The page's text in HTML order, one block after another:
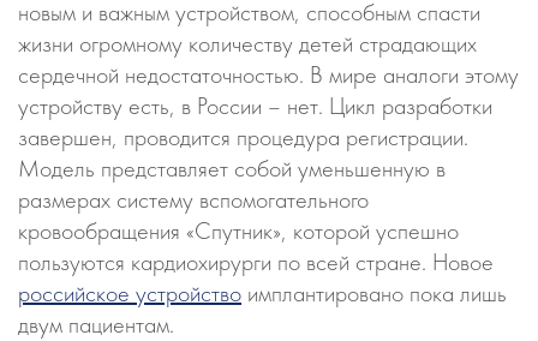
новым и важным устройством, способным спасти
жизни огромному количеству детей страдающих
сердечной недостаточностью. В мире аналоги этому
устройству есть, в России – нет. Цикл разработки
завершен, проводится процедура регистрации.
Модель представляет собой уменьшенную в
размерах систему вспомогательного
кровообращения «Спутник», которой успешно
пользуются кардиохирурги по всей стране. Новое
российское устройство имплантировано пока лишь
двум пациентам.